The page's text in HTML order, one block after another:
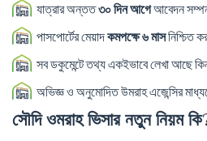
যাত্রার অন্তত৩০ দিন আগেআবেদন
পাসপোর্টের মেয়াদকমপক্ষে ৬ মাসনিশ্চিত
সব ডকুমেন্টে তথ্য একইভাবে লেখা আছে
অভিজ্ঞ ও অনুমোদিত উমরাহ এজেন্সির
সৌদি ওমরাহ ভিসার নতুন নিয়ম